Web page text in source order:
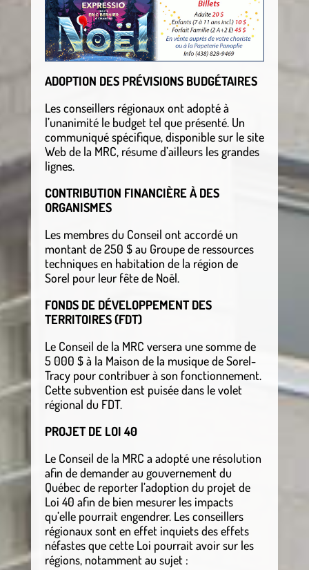
ADOPTION DES PRÉVISIONS BUDGÉTAIRES
Les conseillers régionaux ont adopté à
l’unanimité le budget tel que présenté. Un
communiqué spécifique, disponible sur le site
Web de la MRC, résume d’ailleurs les grandes
lignes.
CONTRIBUTION FINANCIÈRE À DES
ORGANISMES
Les membres du Conseil ont accordé un
montant de 250 $ au Groupe de ressources
techniques en habitation de la région de
Sorel pour leur fête de Noël.
FONDS DE DÉVELOPPEMENT DES
TERRITOIRES (FDT)
Le Conseil de la MRC versera une somme de
5 000 $ à la Maison de la musique de Sorel-
Tracy pour contribuer à son fonctionnement.
Cette subvention est puisée dans le volet
régional du FDT.
PROJET DE LOI 40
Le Conseil de la MRC a adopté une résolution
afin de demander au gouvernement du
Québec de reporter l’adoption du projet de
Loi 40 afin de bien mesurer les impacts
qu’elle pourrait engendrer. Les conseillers
régionaux sont en effet inquiets des effets
néfastes que cette Loi pourrait avoir sur les
régions, notamment au sujet :